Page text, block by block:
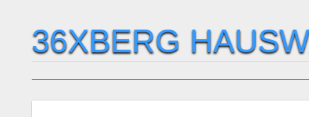
36XBERG